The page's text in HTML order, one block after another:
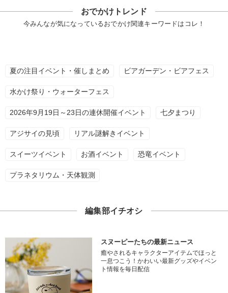
おでかけトレンド
今みんなが気になっているおでかけ関連キーワードはコレ！
夏の注目イベント・催しまとめ ビアガーデン・ビアフェス
水かけ祭り・ウォーターフェス
2026年9月19日～23日の連休開催イベント 七夕まつり
アジサイの見頃 リアル謎解きイベント
スイーツイベント お酒イベント 恐竜イベント
プラネタリウム・天体観測
編集部イチオシ
スヌーピーたちの最新ニュース
癒やされるキャラクターアイテムでほっと
一息つこう！かわいい最新グッズやイベン
ト情報を毎日配信